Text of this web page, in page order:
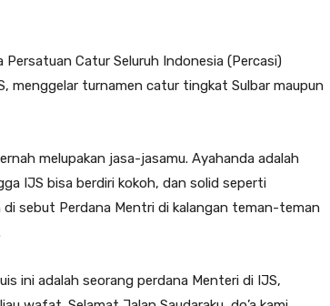
Catur Seluruh Indonesia (Percasi)
menggelar turnamen catur tingkat Sulbar maupun
melupakan jasa-jasamu. Ayahanda adalah
IJS bisa berdiri kokoh, dan solid seperti
di sebut Perdana Mentri di kalangan teman-teman
ini adalah seorang perdana Menteri di IJS,